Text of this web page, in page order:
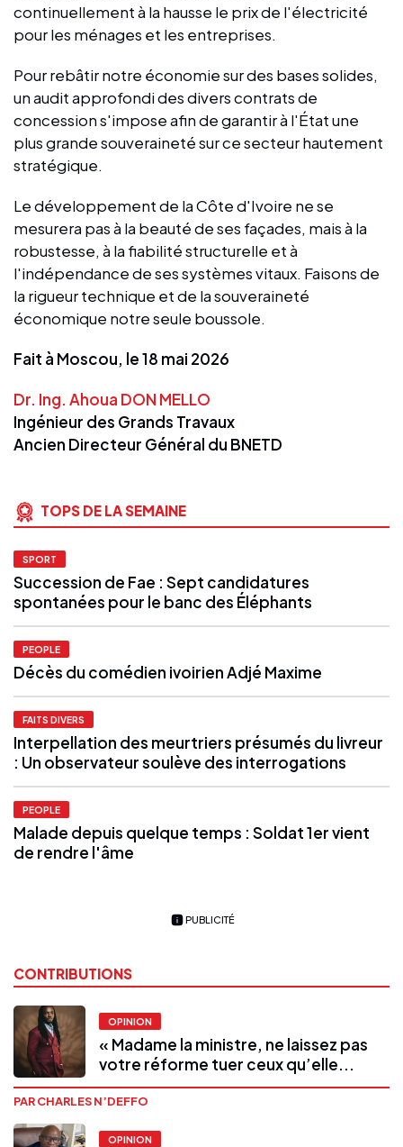
continuellement à la hausse le prix de l'électricité
pour les ménages et les entreprises.
Pour rebâtir notre économie sur des bases solides,
un audit approfondi des divers contrats de
concession s'impose afin de garantir à l'État une
plus grande souveraineté sur ce secteur hautement
stratégique.
Le développement de la Côte d'Ivoire ne se
mesurera pas à la beauté de ses façades, mais à la
robustesse, à la fiabilité structurelle et à
l'indépendance de ses systèmes vitaux. Faisons de
la rigueur technique et de la souveraineté
économique notre seule boussole.
Fait à Moscou, le 18 mai 2026
Dr. Ing. Ahoua DON MELLO
Ingénieur des Grands Travaux
Ancien Directeur Général du BNETD
TOPS DE LA SEMAINE
SPORT
Succession de Fae : Sept candidatures
spontanées pour le banc des Éléphants
PEOPLE
Décès du comédien ivoirien Adjé Maxime
FAITS DIVERS
Interpellation des meurtriers présumés du livreur
: Un observateur soulève des interrogations
PEOPLE
Malade depuis quelque temps : Soldat 1er vient
de rendre l'âme
PUBLICITÉ
CONTRIBUTIONS
OPINION
« Madame la ministre, ne laissez pas
votre réforme tuer ceux qu’elle...
PAR CHARLES N’DEFFO
OPINION